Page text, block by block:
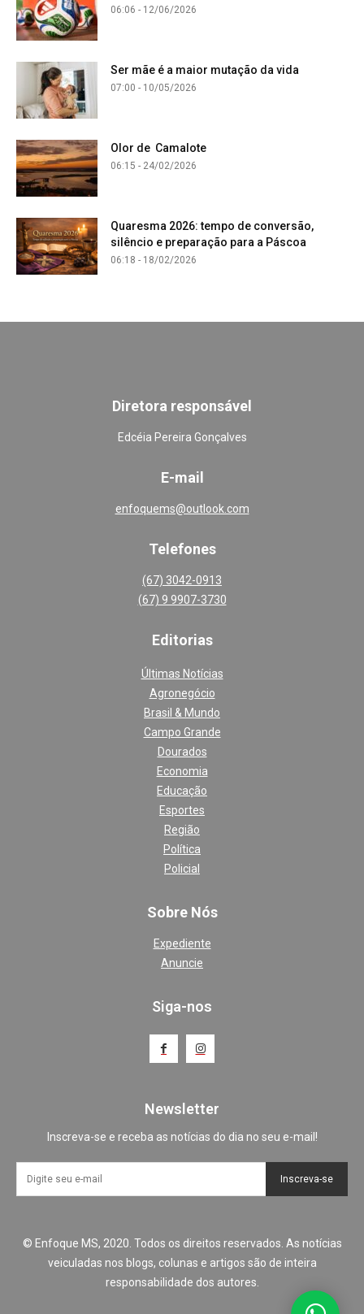
06:06 - 12/06/2026
Ser mãe é a maior mutação da vida
07:00 - 10/05/2026
Olor de Camalote
06:15 - 24/02/2026
Quaresma 2026: tempo de conversão,
silêncio e preparação para a Páscoa
06:18 - 18/02/2026
Diretora responsável
Edcéia Pereira Gonçalves
E-mail
enfoquems@outlook.com
Telefones
(67) 3042-0913
(67) 9 9907-3730
Editorias
Últimas Notícias
Agronegócio
Brasil & Mundo
Campo Grande
Dourados
Economia
Educação
Esportes
Região
Política
Policial
Sobre Nós
Expediente
Anuncie
Siga-nos
Newsletter
Inscreva-se e receba as notícias do dia no seu e-mail!
Inscreva-se
© Enfoque MS, 2020. Todos os direitos reservados. As notícias
veiculadas nos blogs, colunas e artigos são de inteira
responsabilidade dos autores.